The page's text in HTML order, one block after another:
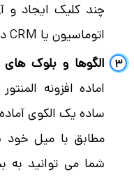
چند کلیک ایجاد و
اتوماسیون یا CRM دلخواه خود متصل کنید.
الگوها و بلوک
اماده افزونه
ساده یک الکوی
مطابق با میل